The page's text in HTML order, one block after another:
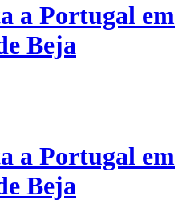
a Portugal em
Beja
a Portugal em
Beja